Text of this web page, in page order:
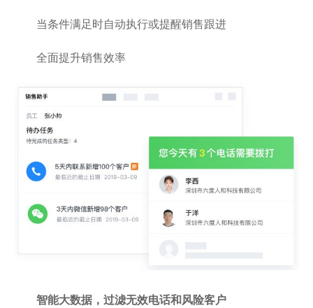
当条件满足时自动执行或提醒销售跟进
全面提升销售效率
智能大数据，过滤无效电话和风险客户